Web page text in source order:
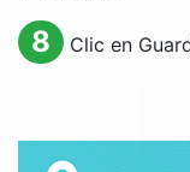
8 Clic en